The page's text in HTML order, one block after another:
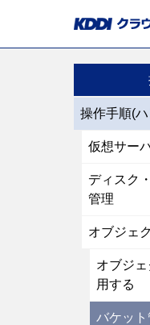
操作手順(
仮想サー
ディスク
管理
オブジェ
オブジ
用する
バケット